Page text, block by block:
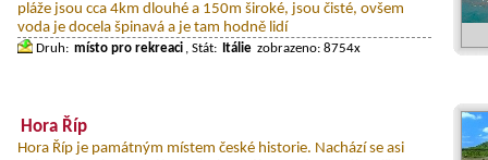
pláže jsou cca 4km dlouhé a 150m široké, jsou čisté, ovšem
voda je docela špinavá a je tam hodně lidí
Druh: místo pro rekreaci , Stát: Itálie zobrazeno: 8754x
Hora Říp
Hora Říp je památným místem české historie. Nachází se asi